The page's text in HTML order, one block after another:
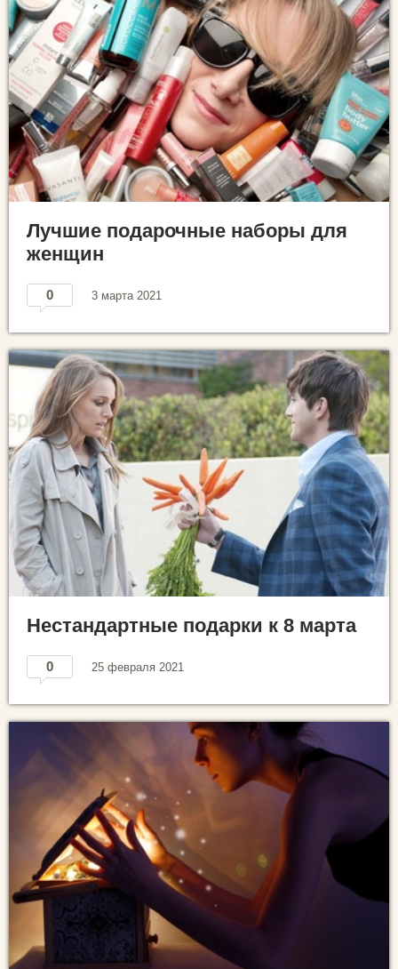
Лучшие подарочные наборы для
женщин
0 3 марта 2021
Нестандартные подарки к 8 марта
0 25 февраля 2021